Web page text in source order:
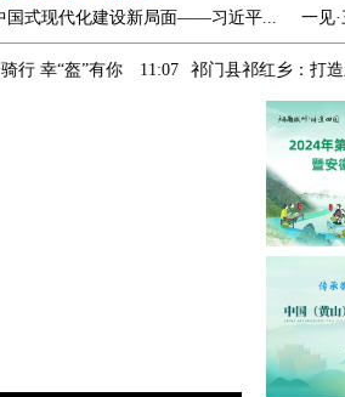
国式现代化建设新局面——习近平... 一见
你 11:07 祁门县祁红乡：打造新“蜂”景